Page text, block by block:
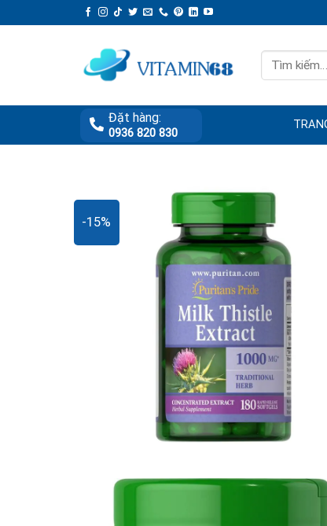
to
Tìm
kiếm:
Đặt hàng:
0936 820 830
-15%